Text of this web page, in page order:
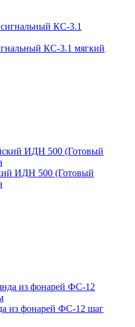
КС-3.1 мягкий
ИДН 500 (Готовый
из фонарей ФС-12 шаг